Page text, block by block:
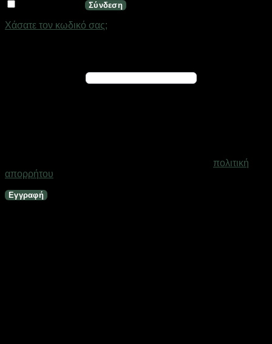
Σύνδεση
Χάσατε τον κωδικό σας;
Απαιτείται
πολιτική
απορρήτου
Εγγραφή